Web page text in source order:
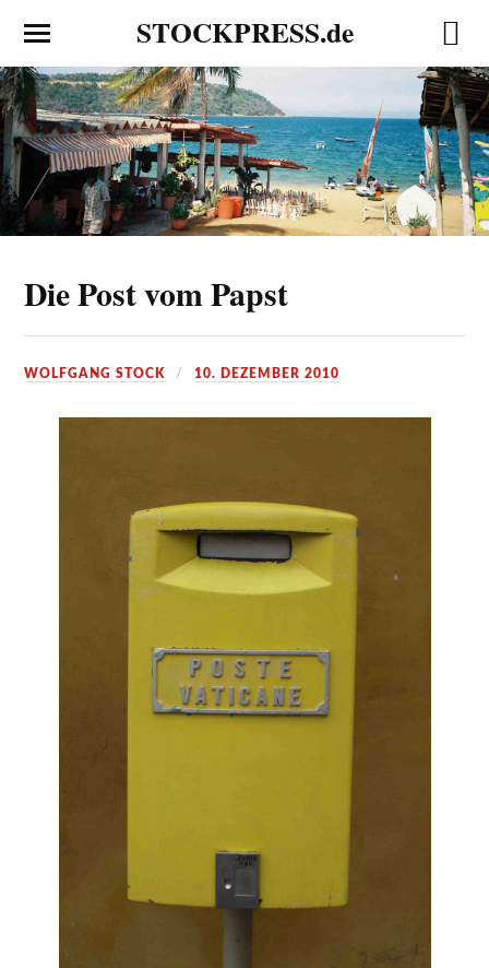
STOCKPRESS.de
Die Post vom Papst
WOLFGANG STOCK 10. DEZEMBER 2010